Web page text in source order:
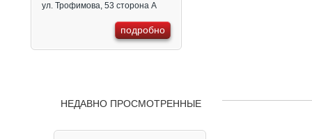
ул. Трофимова, 53 сторона А
подробно
НЕДАВНО ПРОСМОТРЕННЫЕ